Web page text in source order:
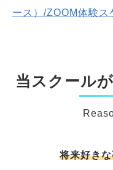
ース）/ZOOM体験ス
当スクール
将来好き